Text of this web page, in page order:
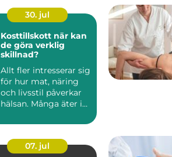
30. jul
Kosttillskott när kan
de göra verklig
skillnad?
Allt fler intresserar sig
för hur mat, näring
och livsstil påverkar
hälsan. Många äter i
07. jul